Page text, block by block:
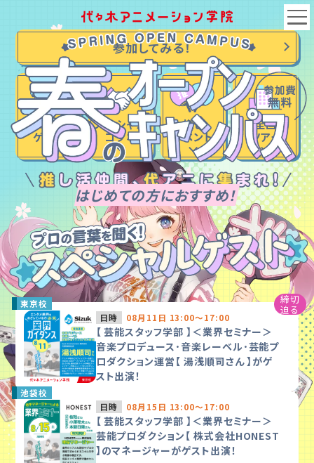
参加してみる！
スペシャル
ゲスト
スペシャル
コラボ
推し
イベント
全国
ツアー
はじめての方におすすめ！
東京校
日時
08月11日 13:00～17:00
【 芸能スタッフ学部 】＜業界セミナー＞
音楽プロデュース･音楽レーベル･芸能プ
ロダクション運営【 湯浅順司さん 】がゲ
スト出演！
池袋校
日時
08月15日 13:00～17:00
【 芸能スタッフ学部 】＜業界セミナー＞
芸能プロダクション【 株式会社HONEST
】のマネージャーがゲスト出演！